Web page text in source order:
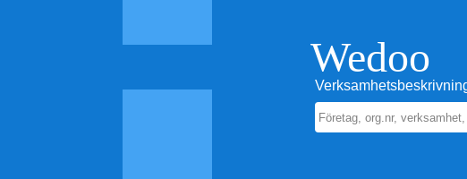
Wedoo